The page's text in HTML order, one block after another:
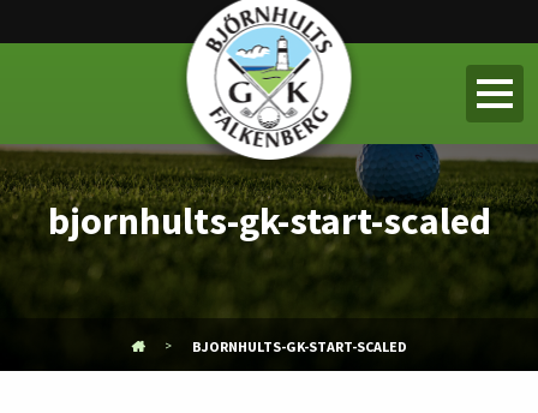
bjornhults-gk-start-scaled
BJORNHULTS-GK-START-SCALED